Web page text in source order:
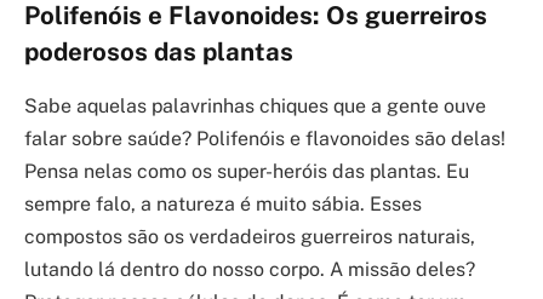
Polifenóis e Flavonoides: Os guerreiros
poderosos das plantas
Sabe aquelas palavrinhas chiques que a gente ouve
falar sobre saúde? Polifenóis e flavonoides são delas!
Pensa nelas como os super-heróis das plantas. Eu
sempre falo, a natureza é muito sábia. Esses
compostos são os verdadeiros guerreiros naturais,
lutando lá dentro do nosso corpo. A missão deles?